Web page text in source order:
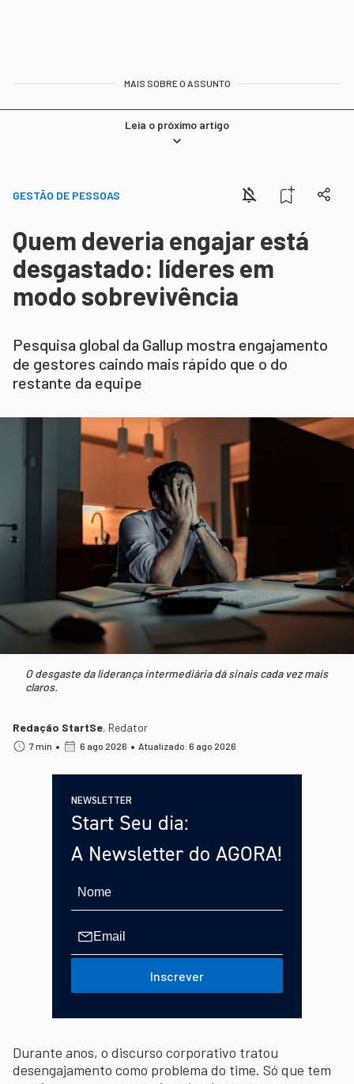
MAIS SOBRE O ASSUNTO
Leia o próximo artigo
GESTÃO DE PESSOAS
Quem deveria engajar está
desgastado: líderes em
modo sobrevivência
Pesquisa global da Gallup mostra engajamento
de gestores caindo mais rápido que o do
restante da equipe
O desgaste da liderança intermediária dá sinais cada vez mais
claros.
Redação StartSe, Redator
7 min • 6 ago 2026 • Atualizado: 6 ago 2026
NEWSLETTER
Start Seu dia:
A Newsletter do AGORA!
Inscrever
Durante anos, o discurso corporativo tratou
desengajamento como problema do time. Só que tem